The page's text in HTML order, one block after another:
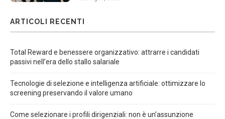
ARTICOLI RECENTI
Total Reward e benessere organizzativo: attrarre i candidati
passivi nell’era dello stallo salariale
Tecnologie di selezione e intelligenza artificiale: ottimizzare lo
screening preservando il valore umano
Come selezionare i profili dirigenziali: non è un’assunzione